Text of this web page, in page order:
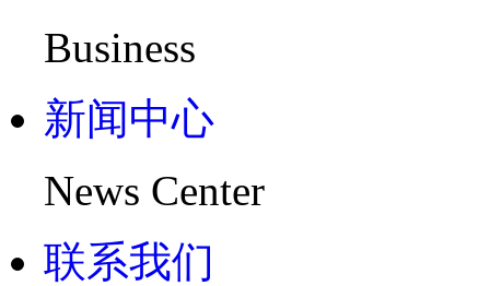
Business
新闻中心
News Center
联系我们